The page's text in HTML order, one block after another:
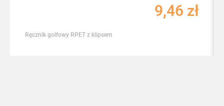
9,46 zł
Ręcznik golfowy RPET z klipsem